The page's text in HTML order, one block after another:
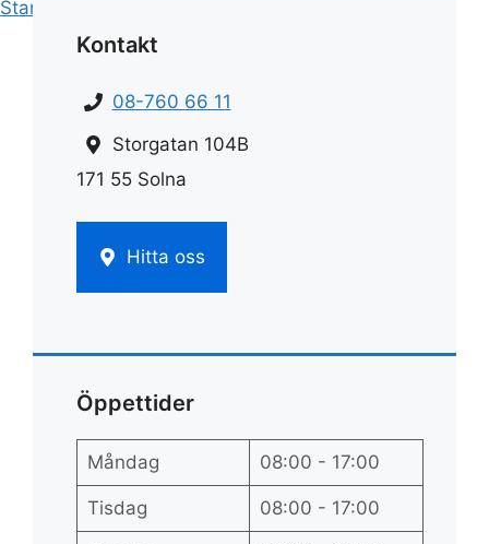
Start
Kontakt
08-760 66 11
Storgatan 104B
171 55 Solna
Hitta oss
Öppettider
Måndag 08:00 - 17:00
Tisdag 08:00 - 17:00